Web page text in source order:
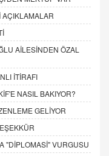
AİLESİNDEN ÖZAL
İTİRAFI
NASIL BAKIYOR?
GELİYOR
"DİPLOMASİ" VURGUSU